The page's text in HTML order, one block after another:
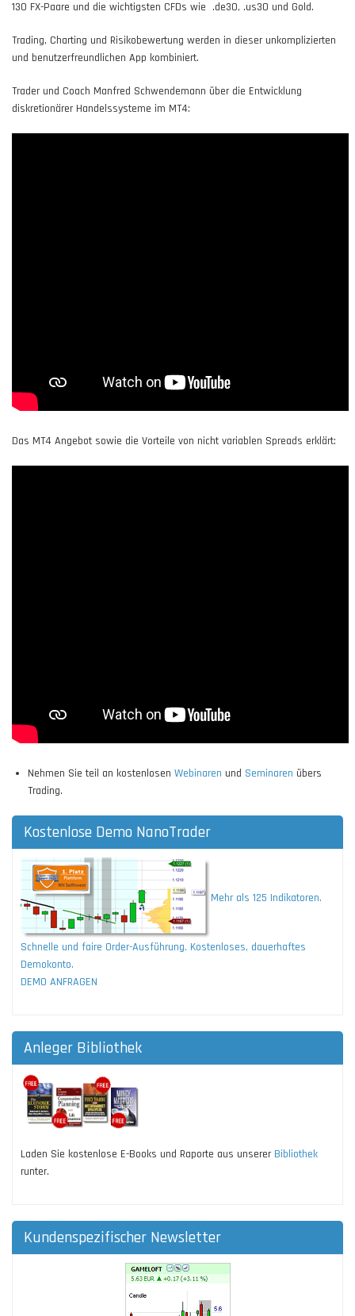
130 FX-Paare und die wichtigsten CFDs wie .de30, .us30 und Gold.
Trading, Charting und Risikobewertung werden in dieser unkomplizierten
und benutzerfreundlichen App kombiniert.
Trader und Coach Manfred Schwendemann über die Entwicklung
diskretionärer Handelssysteme im MT4:
Das MT4 Angebot sowie die Vorteile von nicht variablen Spreads erklärt:
Nehmen Sie teil an kostenlosen Webinaren und Seminaren übers
Trading.
Kostenlose Demo NanoTrader
Mehr als 125 Indikatoren.
Schnelle und faire Order-Ausführung. Kostenloses, dauerhaftes
Demokonto.
DEMO ANFRAGEN
Anleger Bibliothek
Laden Sie kostenlose E-Books und Raporte aus unserer Bibliothek
runter.
Kundenspezifischer Newsletter